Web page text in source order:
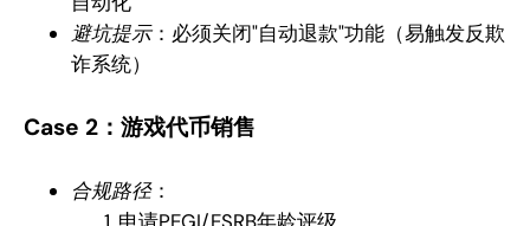
避坑提示：必须关闭"自动退款"功能（易触发反欺
诈系统）
Case 2：游戏代币销售
合规路径：